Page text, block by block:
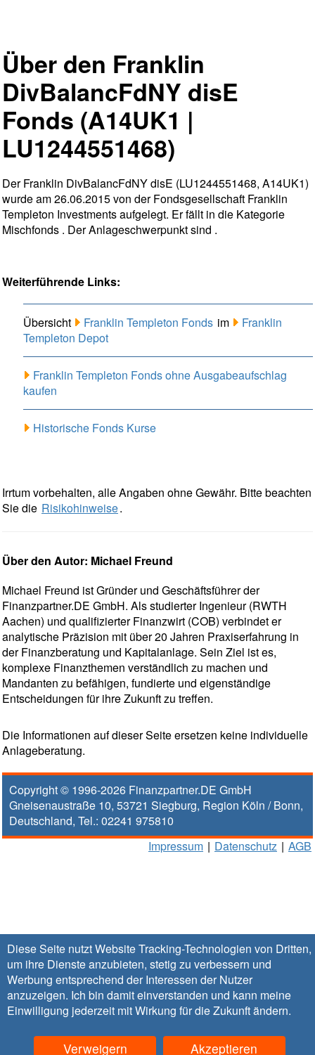
Diese Seite nutzt Website Tracking-Technologien von Dritten,
um ihre Dienste anzubieten, stetig zu verbessern und
Werbung entsprechend der Interessen der Nutzer
anzuzeigen. Ich bin damit einverstanden und kann meine
Einwilligung jederzeit mit Wirkung für die Zukunftändern.
Verweigern Akzeptieren
Über den Franklin
DivBalancFdNY disE
Fonds (A14UK1 |
LU1244551468)
Der Franklin DivBalancFdNY disE (LU1244551468, A14UK1)
wurde am 26.06.2015 von der Fondsgesellschaft Franklin
Templeton Investments aufgelegt. Er fällt in die Kategorie
Mischfonds . Der Anlageschwerpunkt sind .
Weiterführende Links:
Übersicht Franklin Templeton Fonds im
Franklin
Templeton Depot
Franklin Templeton Fonds ohne Ausgabeaufschlag
kaufen
Historische Fonds Kurse
Irrtum vorbehalten, alle Angaben ohne Gewähr. Bitte beachten
Sie die Risikohinweise.
Über den Autor: Michael Freund
Michael Freund ist Gründer und Geschäftsführer der
Finanzpartner.DE GmbH. Als studierter Ingenieur (RWTH
Aachen) und qualifizierter Finanzwirt (COB) verbindet er
analytische Präzision mit über 20 Jahren Praxiserfahrung in
der Finanzberatung und Kapitalanlage. Sein Ziel ist es,
komplexe Finanzthemen verständlich zu machen und
Mandanten zu befähigen, fundierte und eigenständige
Entscheidungen für ihre Zukunft zu treffen.
Die Informationen auf dieser Seite ersetzen keine individuelle
Anlageberatung.
Copyright © 1996-2026 Finanzpartner.DE GmbH
Gneisenaustraße 10, 53721 Siegburg, Region Köln / Bonn,
Deutschland, Tel.: 02241 975810
Impressum | Datenschutz | AGB